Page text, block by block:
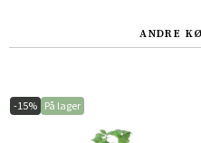
ANDRE
-15% På lager